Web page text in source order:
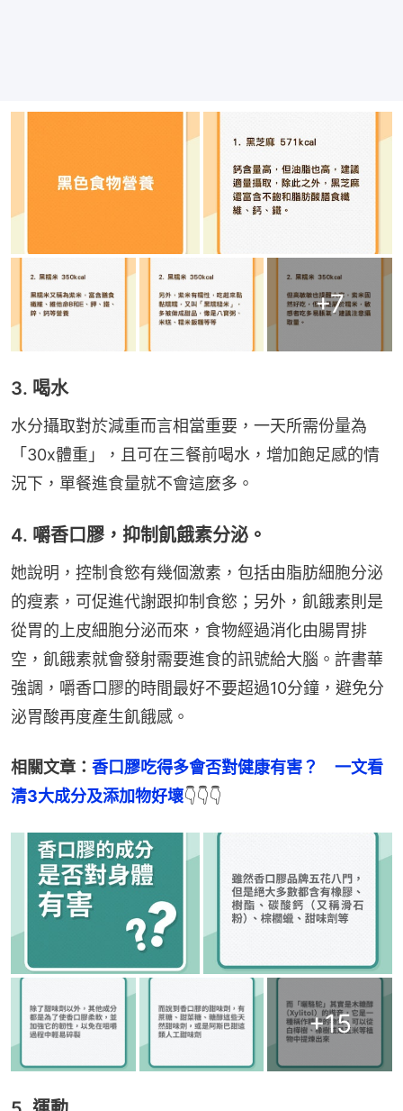
+7
3. 喝水
水分攝取對於減重而言相當重要，一天所需份量為
「30x體重」，且可在三餐前喝水，增加飽足感的情
況下，單餐進食量就不會這麼多。
4. 嚼香口膠，抑制飢餓素分泌。
她說明，控制食慾有幾個激素，包括由脂肪細胞分泌
的瘦素，可促進代謝跟抑制食慾；另外，飢餓素則是
從胃的上皮細胞分泌而來，食物經過消化由腸胃排
空，飢餓素就會發射需要進食的訊號給大腦。許書華
強調，嚼香口膠的時間最好不要超過10分鐘，避免分
泌胃酸再度產生飢餓感。
相關文章： 香口膠吃得多會否對健康有害？　一文看
清3大成分及添加物好壞👇👇👇
+15